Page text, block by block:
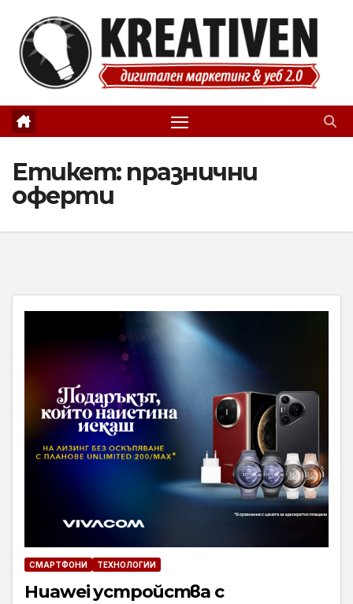
content
Етикет: празнични
оферти
СМАРТФОНИ ТЕХНОЛОГИИ
Huawei устройства с